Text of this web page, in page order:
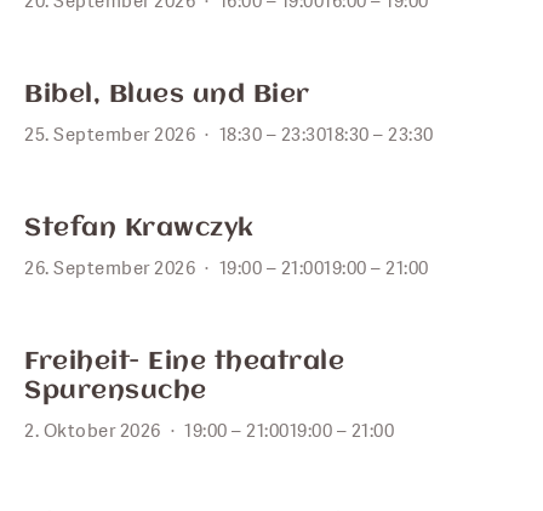
Bibel, Blues und Bier
25. September 2026
18:30 – 23:3018:30 – 23:30
Stefan Krawczyk
26. September 2026
19:00 – 21:0019:00 – 21:00
Freiheit- Eine theatrale
Spurensuche
2. Oktober 2026
19:00 – 21:0019:00 – 21:00